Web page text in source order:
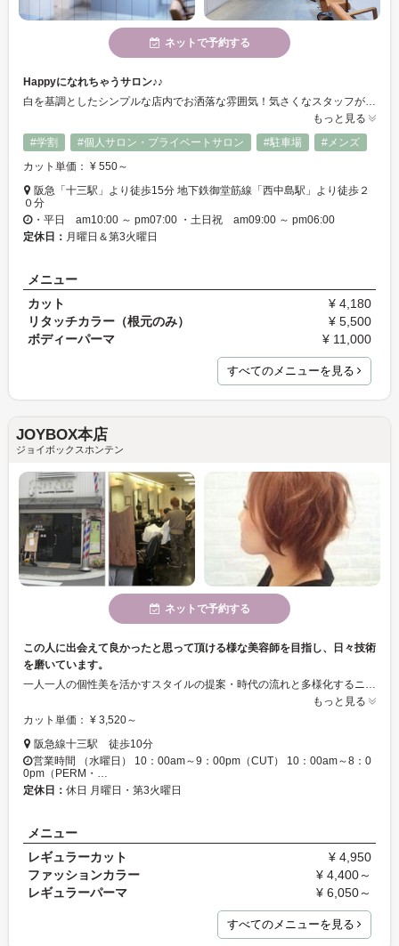
ネットで予約する
Happyになれちゃうサロン♪♪
もっと見る
#学割
#個人サロン・プライベートサロン #駐車場
#メンズ
カット単価： ¥ 550～
阪急「十三駅」より徒歩15分 地下鉄御堂筋線「西中島駅」より徒歩２
０分
・平日 am10:00 ～ pm07:00 ・土日祝 am09:00 ～ pm06:00
定休日： 月曜日＆第3火曜日
メニュー
カット
¥ 4,180
リタッチカラー（根元のみ）
¥ 5,500
ボディーパーマ
¥ 11,000
すべてのメニューを見る
JOYBOX本店
ジョイボックスホンテン
ネットで予約する
この人に出会えて良かったと思って頂ける様な美容師を目指し、日々技術
を磨いています。
もっと見る
カット単価： ¥ 3,520～
阪急線十三駅 徒歩10分
営業時間 （水曜日） 10：00am～9：00pm（CUT） 10：00am～8：0
0pm（PERM・…
定休日： 休日 月曜日・第3火曜日
メニュー
レギュラーカット
¥ 4,950
ファッションカラー
¥ 4,400～
レギュラーパーマ
¥ 6,050～
すべてのメニューを見る